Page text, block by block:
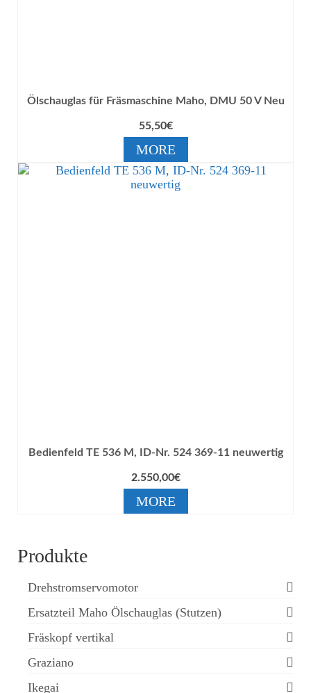
Ölschauglas für Fräsmaschine Maho, DMU 50 V Neu
55,50€
MORE
Bedienfeld TE 536 M, ID-Nr. 524 369-11 neuwertig
2.550,00€
MORE
Produkte
Drehstromservomotor
Ersatzteil Maho Ölschauglas (Stutzen)
Fräskopf vertikal
Graziano
Ikegai